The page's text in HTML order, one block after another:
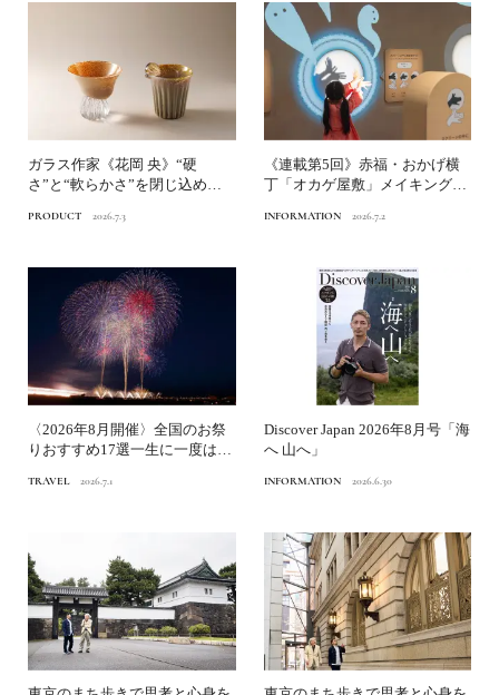
ガラス作家《花岡 央》“硬
さ”と“軟らかさ”を閉じ込める
PRODUCT 2026.7.3
《連載第5回》赤福・おかげ横
丁「オカゲ屋敷」メイキング・
INFORMATION 2026.7.2
〈2026年8月開催〉全国のお祭
りおすすめ17選一生に一度はこ
TRAVEL 2026.7.1
Discover Japan 2026年8月号「海
へ 山へ」
INFORMATION 2026.6.30